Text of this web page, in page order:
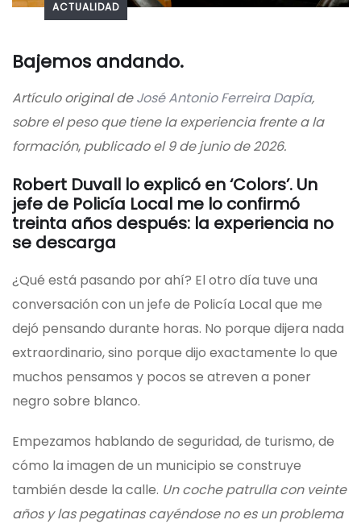
ACTUALIDAD
Bajemos andando.
Artículo original deJosé Antonio Ferreira Dapía,
sobre el peso que tiene la experiencia frente a la
formación, publicado el 9 de junio de 2026.
Robert Duvall lo explicó en ‘Colors’. Un
jefe de Policía Local me lo confirmó
treinta años después: la experiencia no
se descarga
¿Qué está pasando por ahí? El otro día tuve una
conversación con un jefe de Policía Local que me
dejó pensando durante horas. No porque dijera nada
extraordinario, sino porque dijo exactamente lo que
muchos pensamos y pocos se atreven a poner
negro sobre blanco.
Empezamos hablando de seguridad, de turismo, de
cómo la imagen de un municipio se construye
también desde la calle. Un coche patrulla con veinte
años y las pegatinas cayéndose no es un problema